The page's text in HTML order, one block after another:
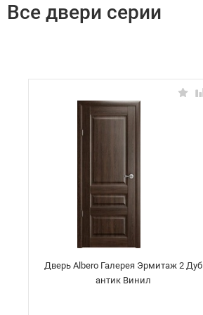
Все двери серии
Дверь Albero Галерея Эрмитаж 2 Дуб
антик Винил